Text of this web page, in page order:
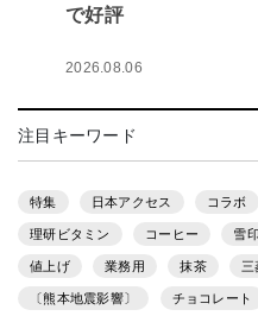
で好評
2026.08.06
注目キーワード
特集 日本アクセス コラボ
理研ビタミン コーヒー 雪
値上げ 業務用 抹茶 三
〔熊本地震影響〕 チョコレート